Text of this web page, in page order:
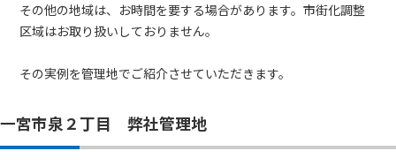
その他の地域は、お時間を要する場合があります。市街化調整
区域はお取り扱いしておりません。
その実例を管理地でご紹介させていただきます。
一宮市泉２丁目 弊社管理地